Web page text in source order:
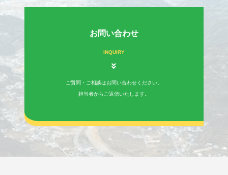
お問い合わせ
INQUIRY
ご質問・ご相談はお問い合わせください。
担当者からご返信いたします。